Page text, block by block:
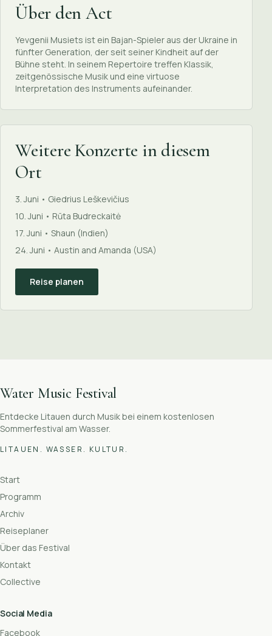
Über den Act
Yevgenii Musiets ist ein Bajan-Spieler aus der Ukraine in
fünfter Generation, der seit seiner Kindheit auf der
Bühne steht. In seinem Repertoire treffen Klassik,
zeitgenössische Musik und eine virtuose
Interpretation des Instruments aufeinander.
Weitere Konzerte in diesem
Ort
3. Juni • Giedrius Leškevičius
10. Juni • Rūta Budreckaitė
17. Juni • Shaun (Indien)
24. Juni • Austin and Amanda (USA)
Reise planen
Water Music Festival
Entdecke Litauen durch Musik bei einem kostenlosen
Sommerfestival am Wasser.
LITAUEN. WASSER. KULTUR.
Start
Programm
Archiv
Reiseplaner
Über das Festival
Kontakt
Collective
Social Media
Facebook